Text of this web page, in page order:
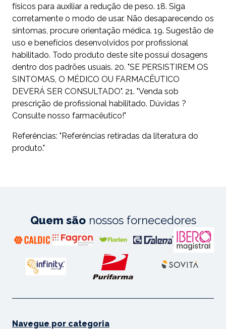
físicos para auxiliar a redução de peso. 18. Siga
corretamente o modo de usar. Não desaparecendo os
sintomas, procure orientação médica. 19. Sugestão de
uso e benefícios desenvolvidos por profissional
habilitado. Todo produto deste site possui dosagens
dentro dos padrões usuais. 20. "SE PERSISTIREM OS
SINTOMAS, O MÉDICO OU FARMACÊUTICO
DEVERÁ SER CONSULTADO". 21. "Venda sob
prescrição de profissional habilitado. Dúvidas ?
Consulte nosso farmacêutico!"
Referências: "Referências retiradas da literatura do
produto."
Quem sãonossos fornecedores
Navegue por categoria